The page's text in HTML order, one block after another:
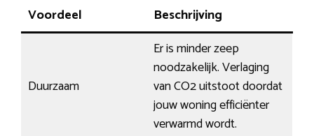
Voordeel Beschrijving
Duurzaam
Er is minder zeep
noodzakelijk. Verlaging
van CO2 uitstoot doordat
jouw woning efficiënter
verwarmd wordt.